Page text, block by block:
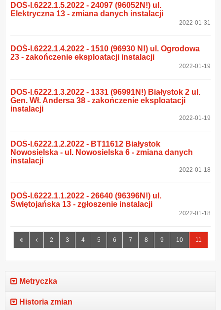
DOŚ-I.6222.1.5.2022 - 24097 (96052N!) ul.
Elektryczna 13 - zmiana danych instalacji
2022-01-31
DOŚ-I.6222.1.4.2022 - 1510 (96930 N!) ul. Ogrodowa
23 - zakończenie eksploatacji instalacji
2022-01-19
DOŚ-I.6222.1.3.2022 - 1331 (96991N!) Białystok 2 ul.
Gen. Wł. Andersa 38 - zakończenie eksploatacji
instalacji
2022-01-19
DOŚ-I.6222.1.2.2022 - BT11612 Białystok
Nowosielska - ul. Nowosielska 6 - zmiana danych
instalacji
2022-01-18
DOŚ-I.6222.1.1.2022 - 26640 (96396N!) ul.
Świętojańska 13 - zgłoszenie instalacji
2022-01-18
PierwszaPoprzednia
2 3 4 5 6 7 8 9 10 11
Metryczka
Historia zmian